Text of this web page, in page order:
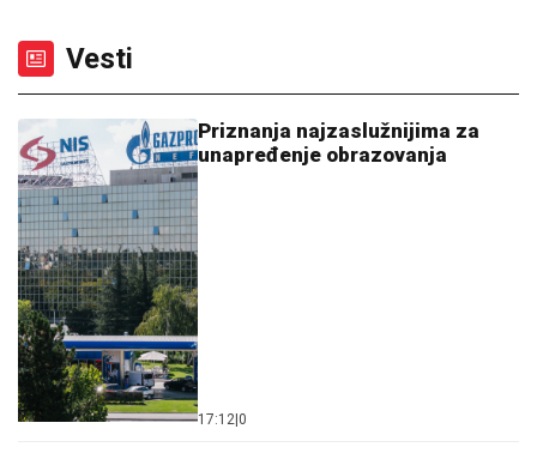
Vesti
Priznanja najzaslužnijima za
unapređenje obrazovanja
17:12 0